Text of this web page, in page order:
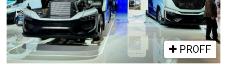
PROFF